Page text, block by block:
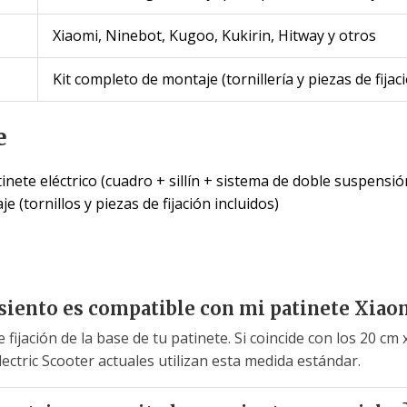
Xiaomi, Ninebot, Kugoo, Kukirin, Hitway y otros
Kit completo de montaje (tornillería y piezas de
eléctrico (cuadro + sillín + sistema de doble
(tornillos y piezas de fijación incluidos)
es compatible con mi patinete
de la base de tu patinete. Si coincide con los 20 cm
Scooter actuales utilizan esta medida estándar.